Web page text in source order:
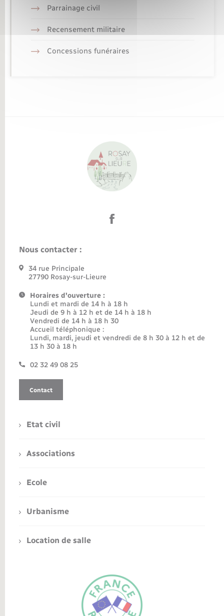
Parrainage civil
Recensement militaire
Concessions funéraires
Nous contacter :
34 rue Principale
27790 Rosay-sur-Lieure
Horaires d'ouverture :
Lundi et mardi de 14 h à 18 h
Jeudi de 9 h à 12 h et de 14 h à 18 h
Vendredi de 14 h à 18 h 30
Accueil téléphonique :
Lundi, mardi, jeudi et vendredi de 8 h 30 à 12 h et de
13 h 30 à 18 h
02 32 49 08 25
Contact
Etat civil
Associations
Ecole
Urbanisme
Location de salle